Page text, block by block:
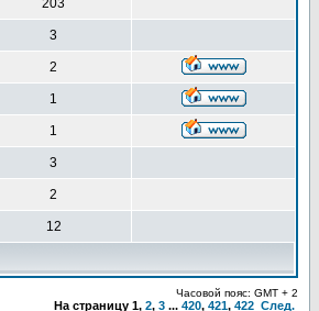
203
3
2
1
1
3
2
12
Часовой пояс: GMT + 2
На страницу 1, 2, 3 ... 420, 421, 422 След.